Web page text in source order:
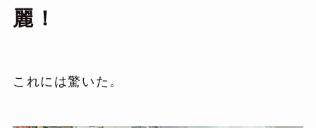
麗！
これには驚いた。